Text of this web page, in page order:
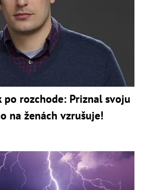
po rozchode: Priznal svoju
na ženách vzrušuje!